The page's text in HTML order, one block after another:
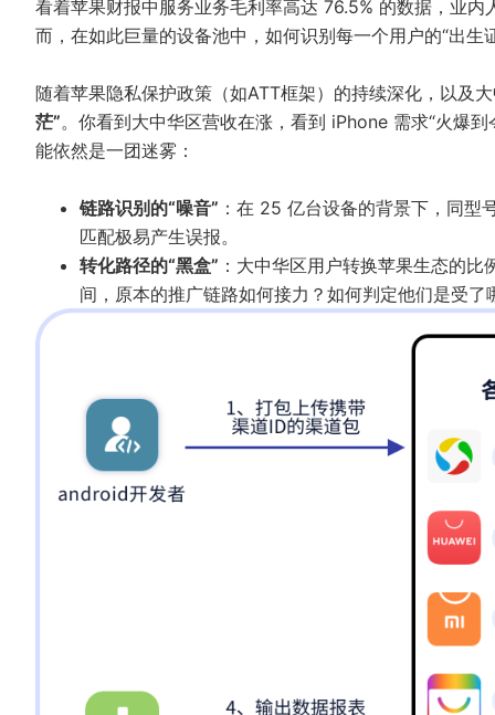
看着苹果财报中服务业务毛利率高达 76.5% 的数据，业
而，在如此巨量的设备池中，如何识别每一个用户的“出生
随着苹果隐私保护政策（如ATT框架）的持续深化，以及
茫”。你看到大中华区营收在涨，看到 iPhone 需求“火爆
能依然是一团迷雾：
链路识别的“噪音” ：在 25 亿台设备的背景下，同型
匹配极易产生误报。
转化路径的“黑盒” ：大中华区用户转换苹果生态的
间，原本的推广链路如何接力？如何判定他们是受